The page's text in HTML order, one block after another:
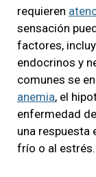
requieren
sensación
factores,
endocrinos y
comunes se
anemia, el
enfermedad
una respuesta
frío o al estrés.